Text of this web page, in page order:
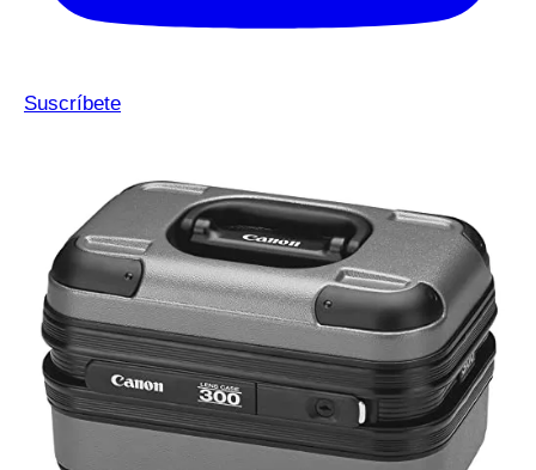
Suscríbete